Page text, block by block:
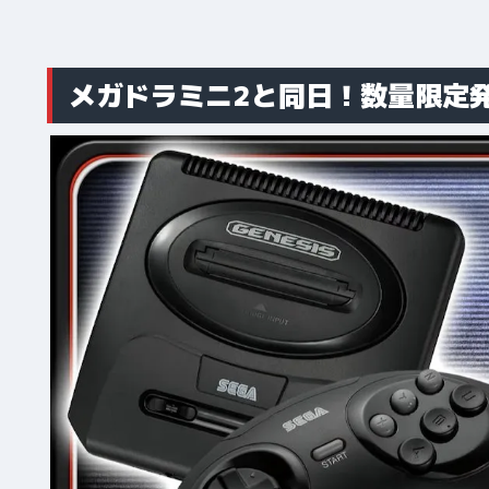
メガドラミニ2と同日！数量限定